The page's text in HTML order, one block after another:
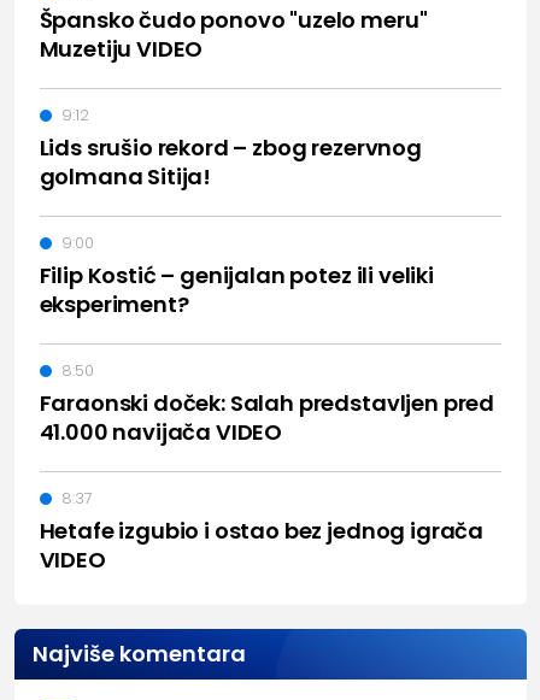
Špansko čudo ponovo "uzelo meru"
Muzetiju VIDEO
Lids srušio rekord – zbog rezervnog
golmana Sitija!
9:12
Filip Kostić – genijalan potez ili veliki
eksperiment?
9:00
Faraonski doček: Salah predstavljen pred
41.000 navijača VIDEO
8:50
Hetafe izgubio i ostao bez jednog igrača
VIDEO
8:37
Najviše komentara